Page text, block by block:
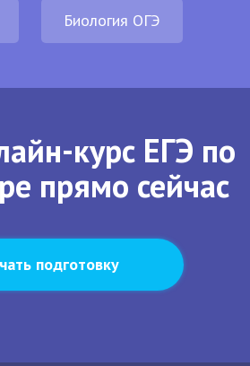
Биология ОГЭ
курс ЕГЭ по
прямо сейчас
подготовку